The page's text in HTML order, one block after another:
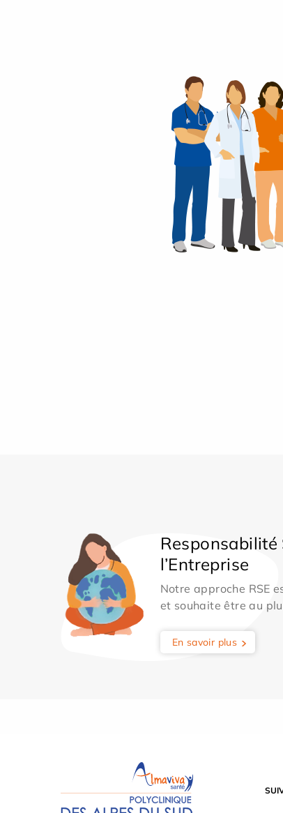
Responsabilité
l’Entreprise
Notre approche RSE
et souhaite être au
En savoir plus